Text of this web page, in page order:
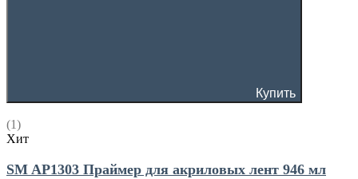
Купить
(1)
Хит
SM AP1303 Праймер для акриловых лент 946 мл